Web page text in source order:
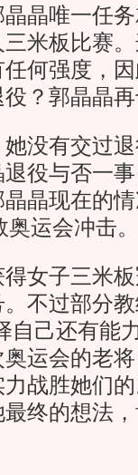
唯一任务
米板比赛
何强度，
？郭晶晶
有交过退
役与否一
晶现在的
奥运会冲击。
子三米板
不过部分
自己还有能
运会的老
战胜她们
终的想法